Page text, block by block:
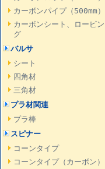
カーボンパイプ（500mm）
カーボンシート、ロービン
グ
バルサ
シート
四角材
三角材
プラ材関連
プラ棒
スピナー
コーンタイプ
コーンタイプ（カーボン）